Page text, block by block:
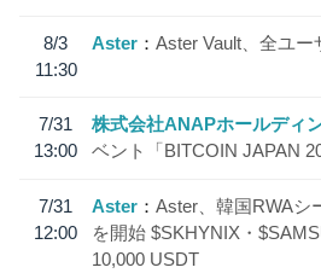
8/3
11:30
Aster Aster Vault、全ユ
7/31
13:00
株式会社ANAPホールディ
ベント「BITCOIN JAPAN
7/31
12:00
Aster
Aster、韓国RWAシ
を開始 $SKHYNIX・
10,000 USDT